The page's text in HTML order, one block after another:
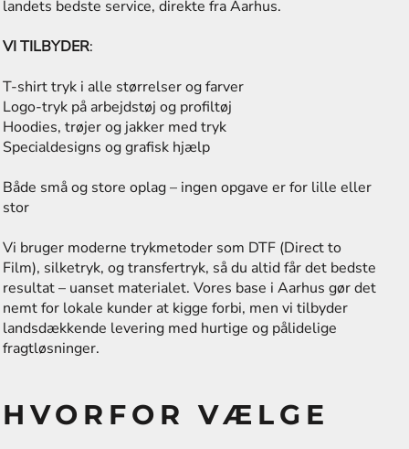
landets bedste service, direkte fra Aarhus.
VI TILBYDER:
T-shirt tryk i alle størrelser og farver
Logo-tryk på arbejdstøj og profiltøj
Hoodies, trøjer og jakker med tryk
Specialdesigns og grafisk hjælp
Både små og store oplag – ingen opgave er for lille eller
stor
Vi bruger moderne trykmetoder som DTF (Direct to
Film), silketryk, og transfertryk, så du altid får det bedste
resultat – uanset materialet. Vores base i Aarhus gør det
nemt for lokale kunder at kigge forbi, men vi tilbyder
landsdækkende levering med hurtige og pålidelige
fragtløsninger.
HVORFOR VÆLGE